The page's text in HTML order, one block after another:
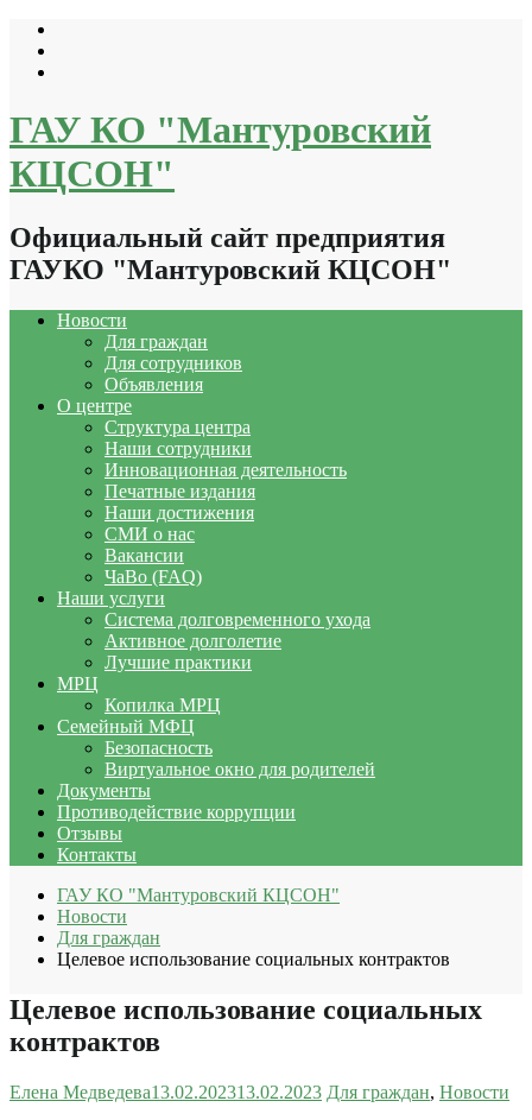
Перейти
содержимому
ГАУ КО "Мантуровский
КЦСОН"
Официальный сайт предприятия
ГАУКО "Мантуровский КЦСОН"
Новости
Для граждан
Для сотрудников
Объявления
О центре
Структура центра
Наши сотрудники
Инновационная деятельность
Печатные издания
Наши достижения
СМИ о нас
Вакансии
ЧаВо (FAQ)
Наши услуги
Система долговременного ухода
Активное долголетие
Лучшие практики
МРЦ
Копилка МРЦ
Семейный МФЦ
Безопасность
Виртуальное окно для родителей
Документы
Противодействие коррупции
Отзывы
Контакты
ГАУ КО "Мантуровский КЦСОН"
Новости
Для граждан
Целевое использование социальных контрактов
Целевое использование социальных
контрактов
Елена Медведева13.02.202313.02.2023 Для граждан, Новости